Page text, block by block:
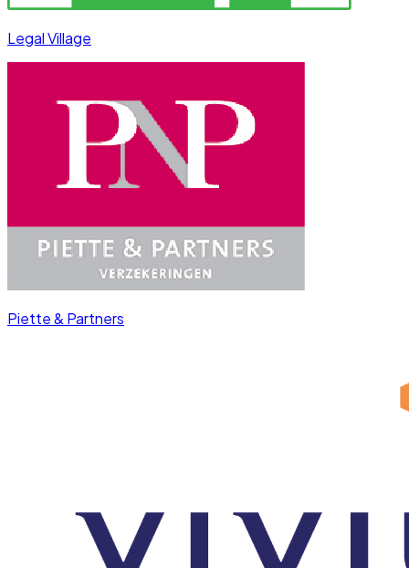
Legal Village
Piette & Partners